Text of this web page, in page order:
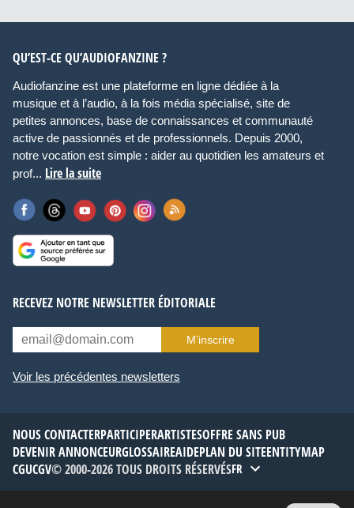
QU’EST-CE QU’AUDIOFANZINE ?
Audiofanzine est une plateforme en ligne dédiée à la
musique et à l’audio, à la fois média spécialisé, site de
petites annonces, base de connaissances et communauté
active de passionnés et de professionnels. Depuis 2000,
notre vocation est simple : aider au quotidien les amateurs et
prof... Lire la suite
RECEVEZ NOTRE NEWSLETTER ÉDITORIALE
M’inscrire
Voir les précédentes newsletters
NOUS CONTACTERPARTICIPERARTISTESOFFRE SANS PUB
DEVENIR ANNONCEURGLOSSAIREAIDEPLAN DU SITEENTITYMAP
CGUCGV© 2000-2026 TOUS DROITS RÉSERVÉSFR